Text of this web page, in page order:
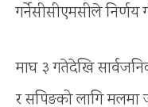
गर्नेसीसीएमसीले निर्णय
माघ ३ गतेदेखि
र सपिङको लागि मलमा